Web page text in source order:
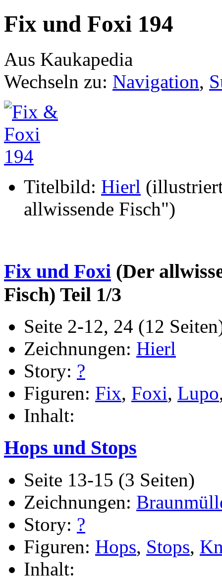
Fix und Foxi 194
Aus Kaukapedia
Wechseln zu: Navigation,
Titelbild: Hierl
allwissende Fisch")
Fix und Foxi (Der
Fisch) Teil 1/3
Seite 2-12, 24 (12
Zeichnungen: Hierl
Story: ?
Figuren: Fix, Foxi, Lupo
Inhalt:
Hops und Stops
Seite 13-15 (3 Seiten)
Zeichnungen:
Story: ?
Figuren: Hops, Stops,
Inhalt: